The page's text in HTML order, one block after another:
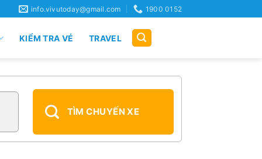
info.vivutoday@gmail.com 1900 0152
KIỂM TRA VÉ TRAVEL
TÌM CHUYẾN XE